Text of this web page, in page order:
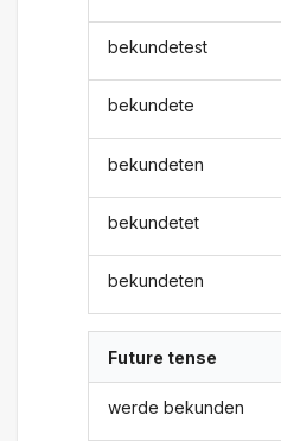
bekundetest
bekundete
bekundeten
bekundetet
bekundeten
Future tense
werde bekunden